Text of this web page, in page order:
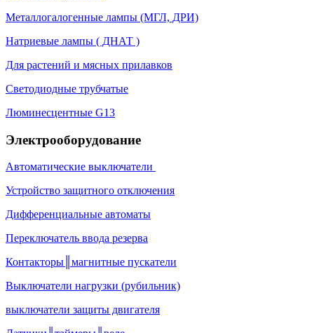
Металлогалогенные лампы (МГЛ, ДРИ)
Натриевые лампы ( ДНАТ )
Для растений и мясных прилавков
Светодиодные трубчатые
Люминесцентные G13
Электрооборудование
Автоматические выключатели
Устройство защитного отключения
Дифференциальные автоматы
Переключатель ввода резерва
Контакторы║магнитные пускатели
Выключатели нагрузки (рубильник)
выключатели защиты двигателя